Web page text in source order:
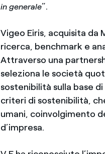
in generale”.
Vigeo Eiris, acquisita da
ricerca, benchmark e
Attraverso una
seleziona le società
sostenibilità sulla base
criteri di sostenibilità,
umani, coinvolgimento
d’impresa.